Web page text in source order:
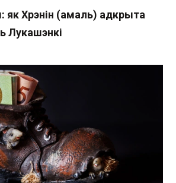
як Хрэнін (амаль) адкрыта
Лукашэнкі